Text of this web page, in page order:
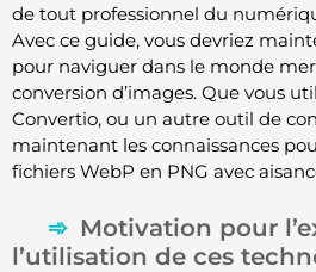
de tout professionnel du
Avec ce guide, vous devriez
pour naviguer dans le monde
conversion d’images. Que vous
Convertio, ou un autre outil de
maintenant les connaissances
fichiers WebP en PNG avec
Motivation pour
l’utilisation de ces